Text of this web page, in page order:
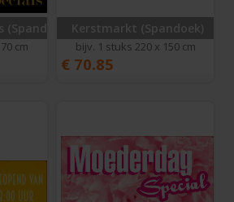
cm
Kerstmarkt (Spandoek)
bijv. 1 stuks 220 x 150 cm
€ 70.85